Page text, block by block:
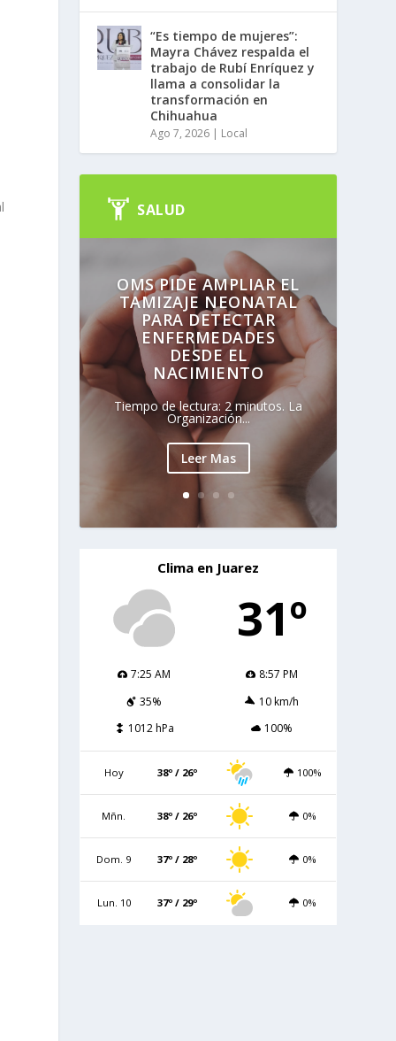
“Es tiempo de mujeres”:
Mayra Chávez respalda el
trabajo de Rubí Enríquez y
llama a consolidar la
transformación en
Chihuahua
Ago 7, 2026 | Local
SALUD
OMS PIDE AMPLIAR EL
TAMIZAJE NEONATAL
PARA DETECTAR
ENFERMEDADES
DESDE EL
NACIMIENTO
Tiempo de lectura: 2 minutos. La
Organización...
Leer Mas
Clima en Juarez
31º
7:25 AM
8:57 PM
35%
10 km/h
1012 hPa
100%
Hoy 38º / 26º 100%
Mñn. 38º / 26º 0%
Dom. 9 37º / 28º 0%
Lun. 10 37º / 29º 0%